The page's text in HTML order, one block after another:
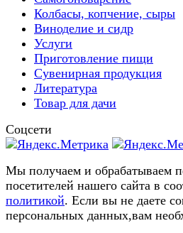
Колбасы, копчение, сыры
Виноделие и сидр
Услуги
Приготовление пищи
Сувенирная продукция
Литература
Товар для дачи
Соцсети
Мы получаем и обрабатываем
посетителей нашего сайта в
политикой. Если вы не даете
персональных данных,вам